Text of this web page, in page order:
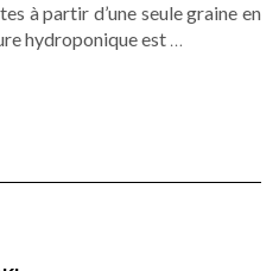
à partir d’une seule graine en
hydroponique est …